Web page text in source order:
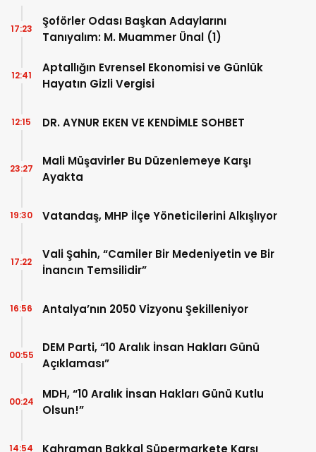
Şoförler Odası Başkan Adaylarını
Tanıyalım: M. Muammer Ünal (1)
17:23
Aptallığın Evrensel Ekonomisi ve Günlük
Hayatın Gizli Vergisi
12:41
DR. AYNUR EKEN VE KENDİMLE SOHBET
12:15
Mali Müşavirler Bu Düzenlemeye Karşı
Ayakta
23:27
Vatandaş, MHP İlçe Yöneticilerini Alkışlıyor
19:30
Vali Şahin, “Camiler Bir Medeniyetin ve Bir
İnancın Temsilidir”
17:22
Antalya’nın 2050 Vizyonu Şekilleniyor
16:56
DEM Parti, “10 Aralık İnsan Hakları Günü
Açıklaması”
00:55
MDH, “10 Aralık İnsan Hakları Günü Kutlu
Olsun!”
00:24
Kahraman Bakkal Süpermarkete Karşı
14:54